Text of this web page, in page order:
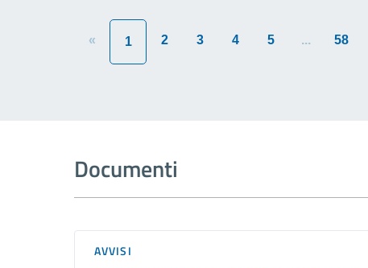
« 1 2 3 4 5 ... 58
Documenti
AVVISI